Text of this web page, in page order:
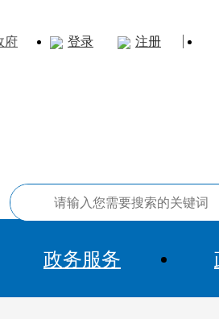
府 登录 注册
政务服务